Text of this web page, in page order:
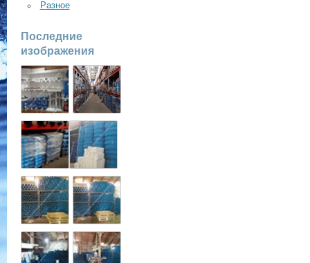
Разное
Последние
изображения